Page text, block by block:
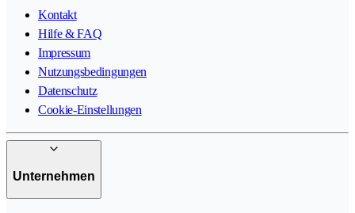
Kontakt
Hilfe & FAQ
Impressum
Nutzungsbedingungen
Datenschutz
Cookie-Einstellungen
Unternehmen